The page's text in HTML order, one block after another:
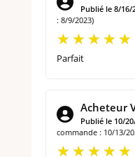
Publié le 8/16/
: 8/9/2023)
Parfait
Acheteur
Publié le 10/
commande : 10/13/